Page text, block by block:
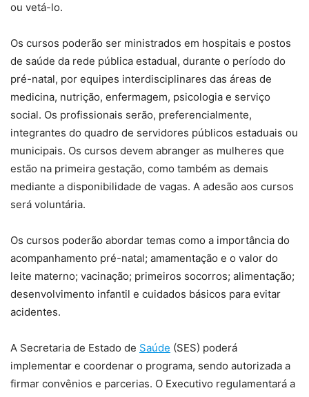
ou vetá-lo.
Os cursos poderão ser ministrados em hospitais e postos
de saúde da rede pública estadual, durante o período do
pré-natal, por equipes interdisciplinares das áreas de
medicina, nutrição, enfermagem, psicologia e serviço
social. Os profissionais serão, preferencialmente,
integrantes do quadro de servidores públicos estaduais ou
municipais. Os cursos devem abranger as mulheres que
estão na primeira gestação, como também as demais
mediante a disponibilidade de vagas. A adesão aos cursos
será voluntária.
Os cursos poderão abordar temas como a importância do
acompanhamento pré-natal; amamentação e o valor do
leite materno; vacinação; primeiros socorros; alimentação;
desenvolvimento infantil e cuidados básicos para evitar
acidentes.
A Secretaria de Estado de Saúde (SES) poderá
implementar e coordenar o programa, sendo autorizada a
firmar convênios e parcerias. O Executivo regulamentará a